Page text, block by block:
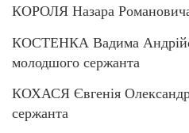
КОРОЛЯ Назара
КОСТЕНКА Вадима
молодшого сержанта
КОХАСЯ Євгенія
сержанта